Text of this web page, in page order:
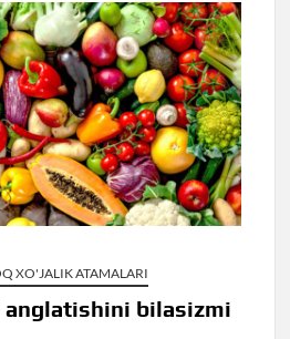
XO'JALIK ATAMALARI
anglatishini bilasizmi